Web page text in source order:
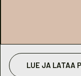
LUE JA LATAA